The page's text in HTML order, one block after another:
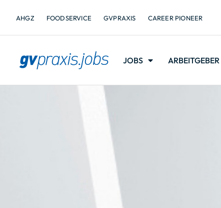
AHGZ FOODSERVICE GVPRAXIS CAREER PIONEER
JOBS ARBEITGEBER